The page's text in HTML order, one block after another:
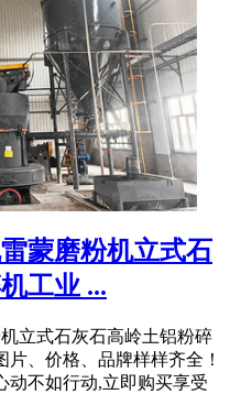
蒙磨粉机立式石
工业 ...
立式石灰石高岭土铝粉碎
、价格、品牌样样齐全！
动不如行动,立即购买享受